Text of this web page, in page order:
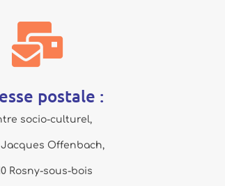

postale :
socio-culturel,
Offenbach,
Rosny-sous-bois